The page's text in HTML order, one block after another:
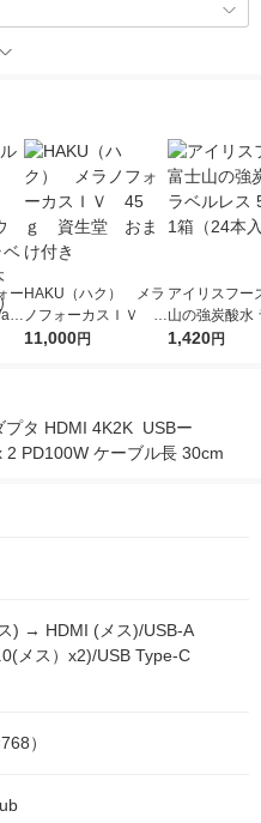
ー HAKU（ハク） メラ
ノフォーカスＩＶ 4
5ｇ 資生堂 おまけ
11,000円
アイリスフー
山の強炭酸水
レス 500ml 1
1,420円
タ HDMI 4K2K  USBー
PD100W ケーブル長 30cm
) → HDMI (メス)/USB-A
メス）x2)/USB Type-C
）